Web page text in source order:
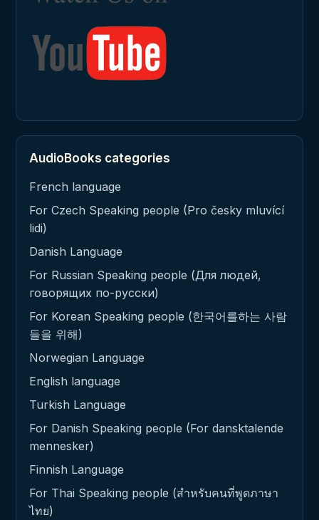
AudioBooks categories
French language
For Czech Speaking people (Pro česky mluvící
lidi)
Danish Language
For Russian Speaking people (Для людей,
говорящих по-русски)
For Korean Speaking people (한국어를하는 사람
들을 위해)
Norwegian Language
English language
Turkish Language
For Danish Speaking people (For dansktalende
mennesker)
Finnish Language
For Thai Speaking people (สำหรับคนที่พูดภาษา
ไทย)